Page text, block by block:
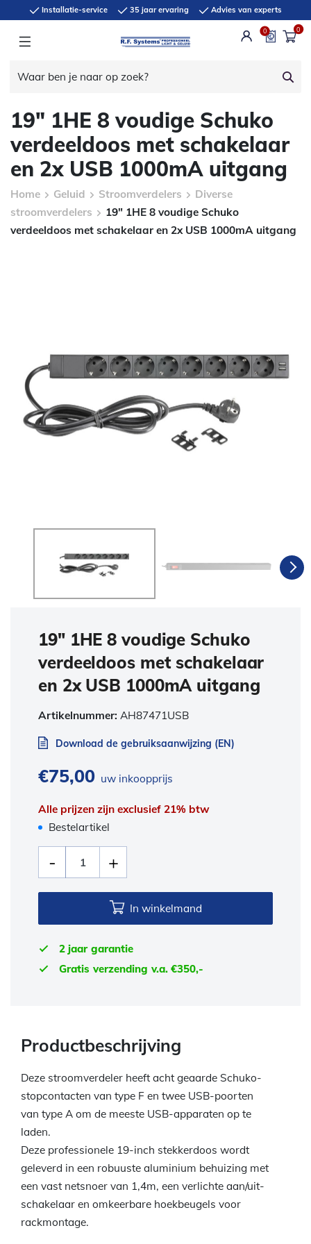
Installatie-service 35 jaar ervaring Advies van experts
0 0
19″ 1HE 8 voudige Schuko
verdeeldoos met schakelaar
en 2x USB 1000mA uitgang
Home Geluid Stroomverdelers
Diverse
stroomverdelers
19″ 1HE 8 voudige Schuko
verdeeldoos met schakelaar en 2x USB 1000mA uitgang
19″ 1HE 8 voudige Schuko
verdeeldoos met schakelaar
en 2x USB 1000mA uitgang
Artikelnummer: AH87471USB
Download de gebruiksaanwijzing (EN)
€75,00 uw inkoopprijs
Alle prijzen zijn exclusief 21% btw
Bestelartikel
In winkelmand
2 jaar garantie
Gratis verzending v.a. €350,-
Productbeschrijving
Deze stroomverdeler heeft acht geaarde Schuko-
stopcontacten van type F en twee USB-poorten
van type A om de meeste USB-apparaten op te
laden.
Deze professionele 19-inch stekkerdoos wordt
geleverd in een robuuste aluminium behuizing met
een vast netsnoer van 1,4m, een verlichte aan/uit-
schakelaar en omkeerbare hoekbeugels voor
rackmontage.